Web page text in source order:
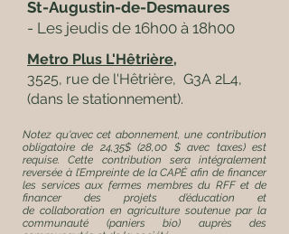
St-Augustin-de-Desmaures
- Les jeudis de 16h00 à 18h00
Metro Plus L'Hêtrière,
3525, rue de l'Hêtrière, G3A 2L4,
(dans le stationnement).
Notez qu'avec cet abonnement, une contribution
obligatoire de 24,35$ (28,00 $ avec taxes) est
requise. Cette contribution sera intégralement
reversée à l’Empreinte de la CAPÉ afin de financer
les services aux fermes membres du RFF et de
financer des projets d’éducation et
de collaboration en agriculture soutenue par la
communauté (paniers bio) auprès des